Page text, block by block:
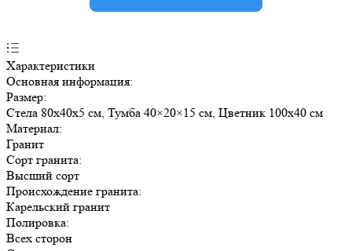
Характеристики
Основная информация:
Размер:
Стела 80х40х5 см, Тумба 40×20×15 см, Цветник 100х40 см
Материал:
Гранит
Сорт гранита:
Высший сорт
Происхождение гранита:
Карельский гранит
Полировка:
Всех сторон